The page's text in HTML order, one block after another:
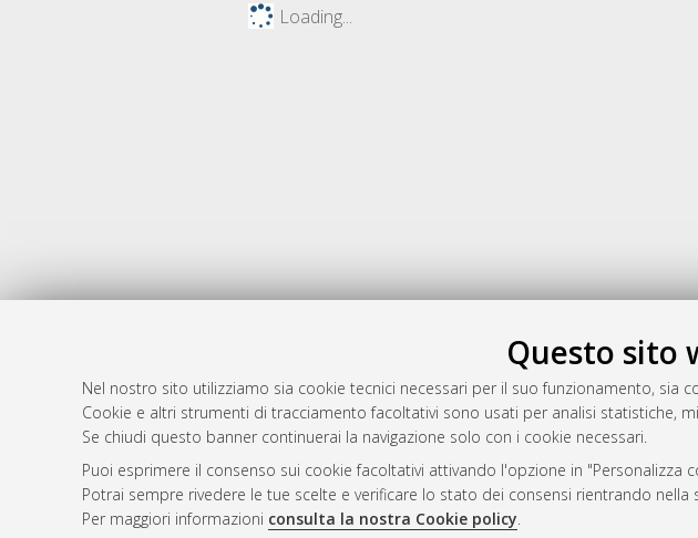
Questo sito
Nel nostro sito utilizziamo sia cookie tecnici necessari per il suo funzionamento,
Cookie e altri strumenti di tracciamento facoltativi sono usati per analisi statistiche,
Se chiudi questo banner continuerai la navigazione solo con i cookie necessari.
Puoi esprimere il consenso sui cookie facoltativi attivando l'opzione in
Potrai sempre rivedere le tue scelte e verificare lo stato dei consensi rientrando
Per maggiori informazioni consulta la nostra Cookie policy.
Loading...
Atom
Rss 1.0
Rss 2.0
AMS Dottorato
ISSN: 2038-7946
Servizio implementato e gestito da
Impostazioni Cookie
Informativa sulla privacy
Condizioni d’uso del sito